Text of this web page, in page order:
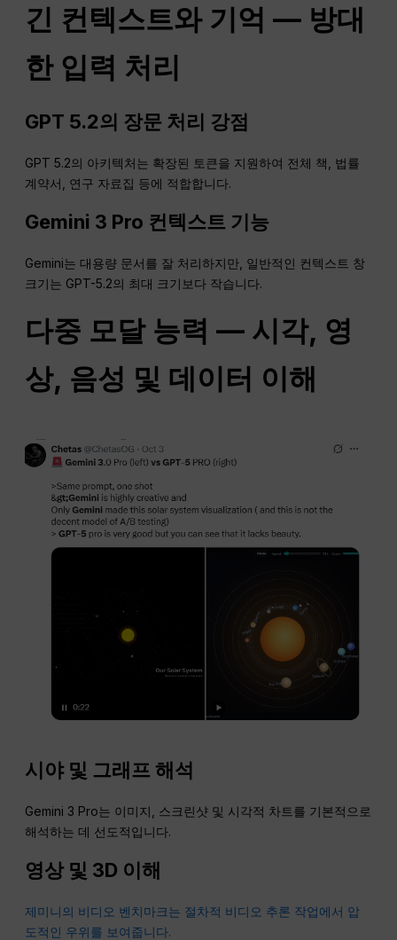
긴 컨텍스트와 기억 — 방대
한 입력 처리
GPT 5.2의 장문 처리 강점
GPT 5.2의 아키텍처는 확장된 토큰을 지원하여 전체 책, 법률
계약서, 연구 자료집 등에 적합합니다.
Gemini 3 Pro 컨텍스트 기능
Gemini는 대용량 문서를 잘 처리하지만, 일반적인 컨텍스트 창
크기는 GPT-5.2의 최대 크기보다 작습니다.
다중 모달 능력 — 시각, 영
상, 음성 및 데이터 이해
시야 및 그래프 해석
Gemini 3 Pro는 이미지, 스크린샷 및 시각적 차트를 기본적으로
해석하는 데 선도적입니다.
영상 및 3D 이해
제미니의 비디오 벤치마크는 절차적 비디오 추론 작업에서 압
도적인 우위를 보여줍니다.